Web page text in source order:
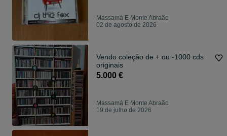
Massamá E Monte Abraão
02 de agosto de 2026
Vendo coleção de + ou -1000 cds
originais
5.000 €
Massamá E Monte Abraão
19 de julho de 2026